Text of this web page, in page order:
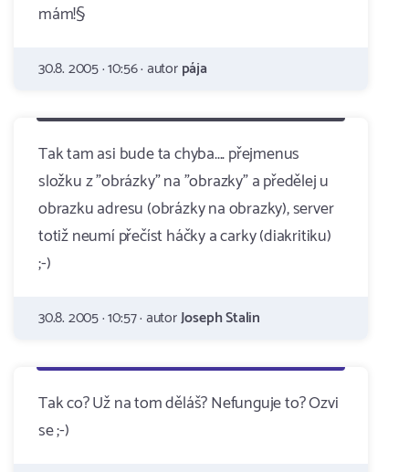
mám!§
30.8. 2005 · 10:56 · autorpája
Tak tam asi bude ta chyba.... přejmenus
složku z "obrázky" na "obrazky" a předělej u
obrazku adresu (obrázky na obrazky), server
totiž neumí přečíst háčky a carky (diakritiku)
;-)
30.8. 2005 · 10:57 · autorJoseph Stalin
Tak co? Už na tom děláš? Nefunguje to? Ozvi
se ;-)